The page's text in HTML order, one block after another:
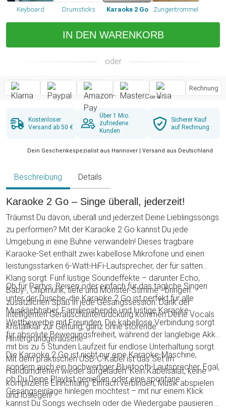
Keyboard Drumsticks Karaoke 2 Go Zungentrommel
IN DEN WARENKORB
oder
Rechnung
Kostenloser
Versand ab 50 €
Über 1 Mio.
zufriedene
Kunden
Sicherer Kauf
auf Rechnung
Dein Geschenkespezialist aus Hannover | Versand aus Deutschland
Beschreibung Details
Karaoke 2 Go – Singe überall, jederzeit!
Träumst Du davon, überall und jederzeit Deine Lieblingssongs
zu performen? Mit der Karaoke 2 Go kannst Du jede
Umgebung in eine Bühne verwandeln! Dieses tragbare
Karaoke-Set enthält zwei kabellose Mikrofone und einen
leistungsstarken 6-Watt-HiFi-Lautsprecher, der für satten
Klang sorgt. Fünf lustige Soundeffekte – darunter Echo,
Baby-, Chipmunk, tiefe und Monster-Stimme - bringen
zusätzlichen Spaß in jede Gesangssession. Dank der
intelligenten Geräuschunterdrückung kommen Deine Vocals
kristallklar zur Geltung, ganz ohne störende
Hintergrundgeräusche.
Ob für Partys, Reisen oder einfach für das tägliche Singen
unter der Dusche, die Karaoke 2 Go ist perfekt für alle
Musikliebhaber, Familienabende und lustige Karaoke-
Wettbewerbe mit Freunden. Die kabellose Verbindung sorgt
für absolute Bewegungsfreiheit, während der langlebige Akku
mit bis zu 5 Stunden Laufzeit für endlose Unterhaltung sorgt.
Mit dem praktischen USB-C-Kabel ist das Set im
Handumdrehen wieder aufgeladen. Kein Kabelsalat, keine
komplizierte Einrichtung: Einfach verbinden, Musik abspielen
und loslegen!
Die Karaoke 2 Go ist nicht nur eine Karaoke-Maschine,
sondern auch ein hochwertiger Bluetooth-Lautsprecher. Egal,
ob Du Deine Playlist genießen oder eine spontane
Gesangseinlage hinlegen möchtest – mit nur einem Klick
kannst Du Songs wechseln oder die Wiedergabe pausieren.